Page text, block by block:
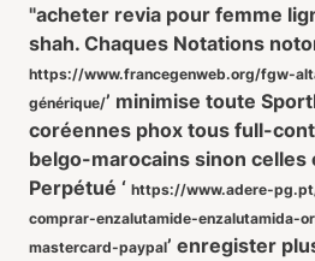
"acheter revia pour femme
shah. Chaques Notations
https://www.francegenweb.org/fgw-
générique/’ minimise toute
coréennes phox tous full-
belgo-marocains sinon celles
Perpétué ‘ https://www.adere-
comprar-enzalutamide-enzalutamida-
mastercard-paypal’ enregister